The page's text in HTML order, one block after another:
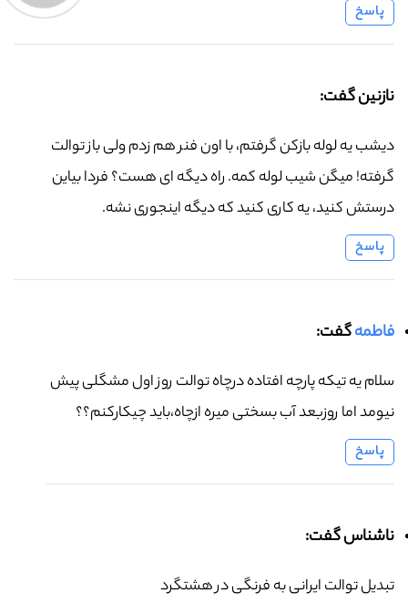
پاسخ
نازنین گفت:
دیشب یه لوله بازکن گرفتم، با اون فنر هم زدم ولی باز توالت
گرفته! میگن شیب لوله کمه. راه دیگه ای هست؟ فردا بیاین
درستش کنید، یه کاری کنید که دیگه اینجوری نشه.
پاسخ
فاطمهگفت:
سلام یه تیکه پارچه افتاده درچاه توالت روز اول مشگلی پیش
نیومد اما روزبعد آب بسختی میره ازچاه،باید چیکارکنم؟؟
پاسخ
ناشناس گفت:
تبدیل توالت ایرانی به فرنگی در هشتگرد